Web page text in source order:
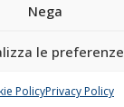
Nega
le preferenze
PolicyPrivacy Policy
SCRIVI